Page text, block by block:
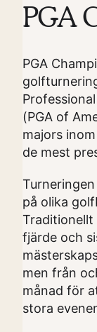
PGA
PGA
(PGA of
majors
de mest
på olika
Traditionellt
fjärde och
men från
månad för
stora